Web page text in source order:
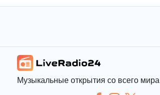
Музыкальные открытия со всего мира